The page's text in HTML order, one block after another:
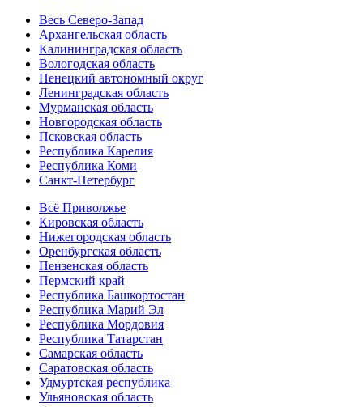
Весь Северо-Запад
Архангельская область
Калининградская область
Вологодская область
Ненецкий автономный округ
Ленинградская область
Мурманская область
Новгородская область
Псковская область
Республика Карелия
Республика Коми
Санкт-Петербург
Всё Приволжье
Кировская область
Нижегородская область
Оренбургская область
Пензенская область
Пермский край
Республика Башкортостан
Республика Марий Эл
Республика Мордовия
Республика Татарстан
Самарская область
Саратовская область
Удмуртская республика
Ульяновская область